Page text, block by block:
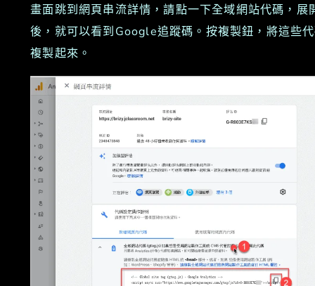
畫面跳到網頁串流詳情，請點一下全域網站代碼，展
後，就可以看到Google追蹤碼。按複製鈕，將這些
複製起來。